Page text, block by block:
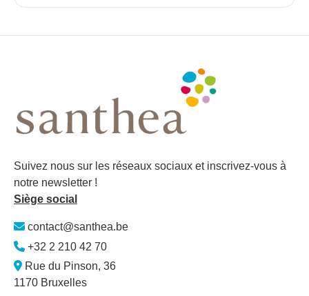
Suivez nous sur les réseaux sociaux et inscrivez-vous à
notre newsletter !
Siège social
contact@santhea.be
+32 2 210 42 70
Rue du Pinson, 36
1170 Bruxelles